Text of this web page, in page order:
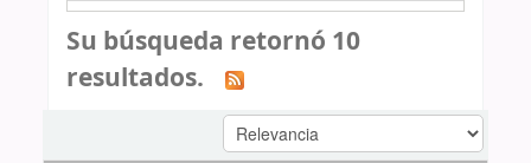
Su búsqueda retornó 10
resultados.